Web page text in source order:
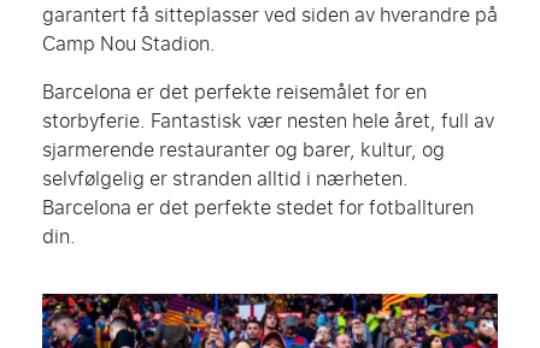
garantert få sitteplasser ved siden av hverandre på
Camp Nou Stadion.
Barcelona er det perfekte reisemålet for en
storbyferie. Fantastisk vær nesten hele året, full av
sjarmerende restauranter og barer, kultur, og
selvfølgelig er stranden alltid i nærheten.
Barcelona er det perfekte stedet for fotballturen
din.